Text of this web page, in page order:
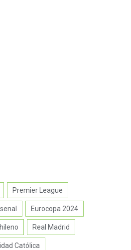
Premier League
Eurocopa 2024
Real Madrid
Católica